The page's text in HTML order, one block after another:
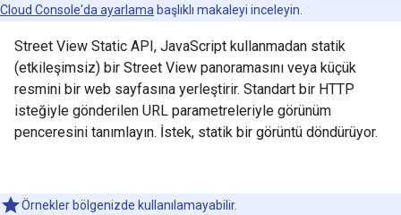
Cloud Console'da ayarlama başlıklı makaleyi inceleyin.
Street View Static API, JavaScript kullanmadan statik
(etkileşimsiz) bir Street View panoramasını veya küçük
resmini bir web sayfasına yerleştirir. Standart bir HTTP
isteğiyle gönderilen URL parametreleriyle görünüm
penceresini tanımlayın. İstek, statik bir görüntü döndürüyor.
Örnekler bölgenizde kullanılamayabilir.